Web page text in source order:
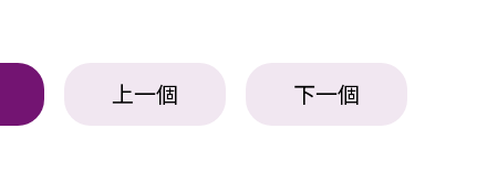
上一個 下一個